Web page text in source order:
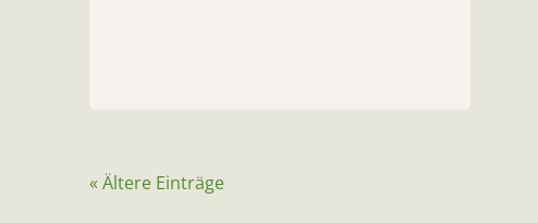
« Ältere Einträge